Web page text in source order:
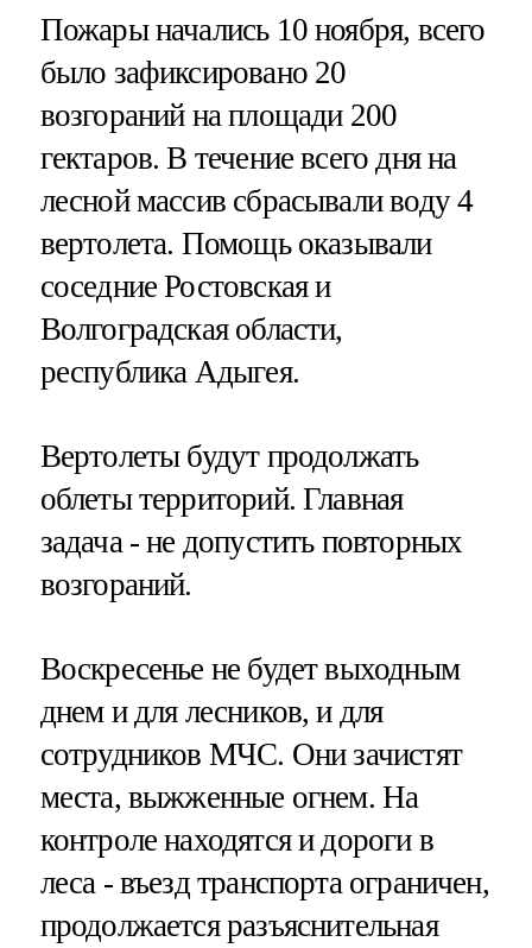
Пожары начались 10 ноября, всего
было зафиксировано 20
возгораний на площади 200
гектаров. В течение всего дня на
лесной массив сбрасывали воду 4
вертолета. Помощь оказывали
соседние Ростовская и
Волгоградская области,
республика Адыгея.
Вертолеты будут продолжать
облеты территорий. Главная
задача - не допустить повторных
возгораний.
Воскресенье не будет выходным
днем и для лесников, и для
сотрудников МЧС. Они зачистят
места, выжженные огнем. На
контроле находятся и дороги в
леса - въезд транспорта ограничен,
продолжается разъяснительная